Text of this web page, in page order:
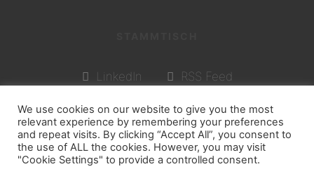
LinkedIn RSS Feed
@ 2024 MINDSET MONEY by Birgit Bruckner
We use cookies on our website to give you the most
relevant experience by remembering your preferences
and repeat visits. By clicking “Accept All”, you consent to
the use of ALL the cookies. However, you may visit
"Cookie Settings" to provide a controlled consent.